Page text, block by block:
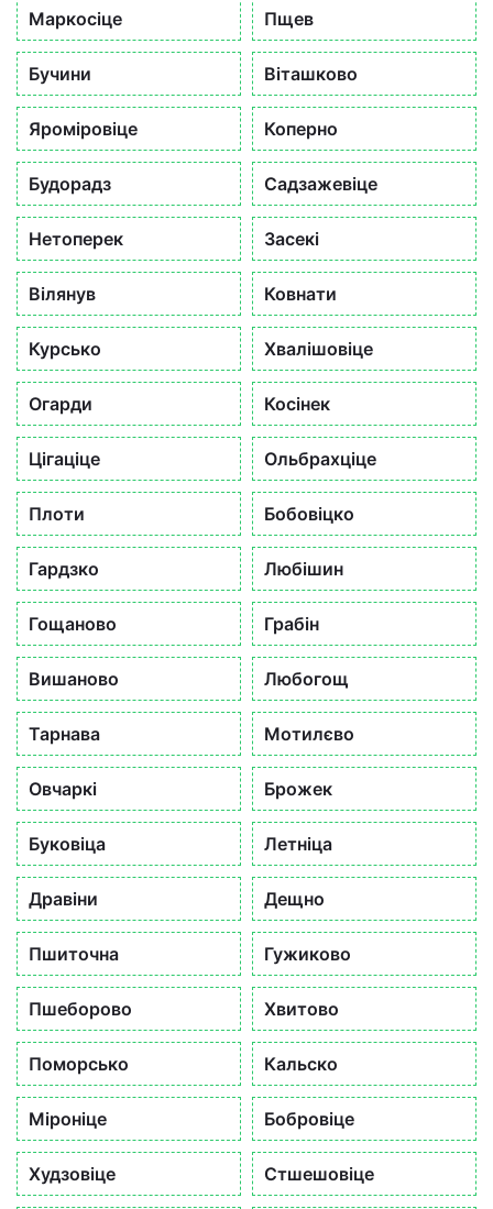
Маркосіце Пщев
Бучини Віташково
Яроміровіце Коперно
Будорадз Садзажевіце
Нетоперек Засекі
Вілянув Ковнати
Курсько Хвалішовіце
Огарди Косінек
Цігаціце Ольбрахціце
Плоти Бобовіцко
Гардзко Любішин
Гощаново Грабін
Вишаново Любогощ
Тарнава Мотилєво
Овчаркі Брожек
Буковіца Летніца
Дравіни Дещно
Пшиточна Гужиково
Пшеборово Хвитово
Поморсько Кальско
Міроніце Бобровіце
Худзовіце Стшешовіце